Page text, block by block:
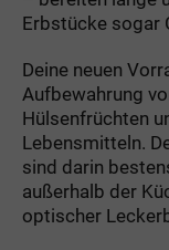
Erbstücke sogar
Deine neuen
Aufbewahrung
Hülsenfrüchten
Lebensmitteln.
sind darin
außerhalb der
optischer